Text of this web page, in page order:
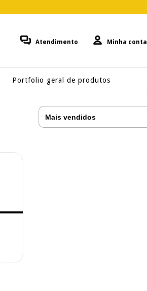
Atendimento Minha conta
Portfolio geral de produtos